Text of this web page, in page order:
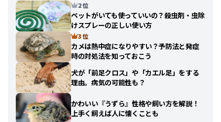
2 位
ペットがいても使っていいの？殺虫剤・虫除
けスプレーの正しい使い方
3 位
カメは熱中症になりやすい？予防法と発症
時の対処法を知っておこう
犬が「前足クロス」や「カエル足」をする
理由。病気の可能性も？
かわいい『うずら』性格や飼い方を解説！
上手く飼えば人に懐くことも